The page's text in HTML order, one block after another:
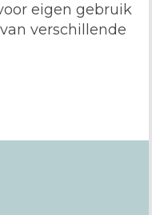
eigen gebruik
verschillende